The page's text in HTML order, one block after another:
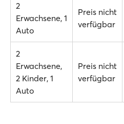
2
Erwachsene, 1
Auto
Preis nicht
verfügbar
2
Erwachsene,
2 Kinder, 1
Auto
Preis nicht
verfügbar